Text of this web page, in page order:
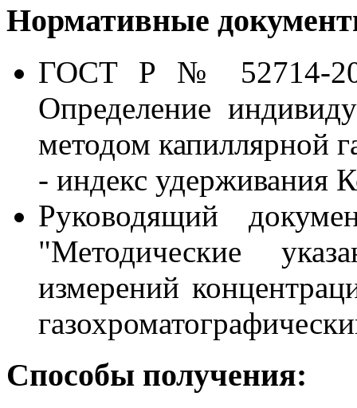
Нормативные
ГОСТ Р № 52714-
Определение
методом капиллярной
- индекс удерживания
Руководящий
"Методические
измерений
Способы получения: